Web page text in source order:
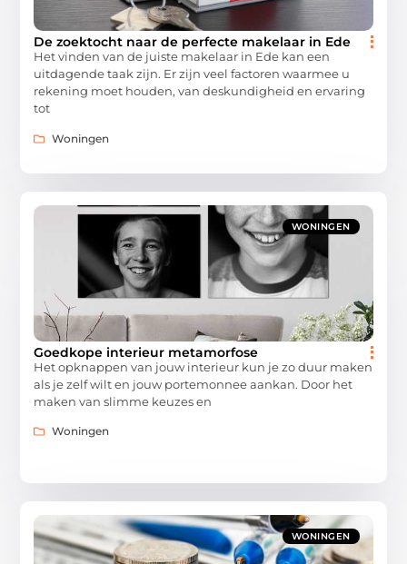
De zoektocht naar de perfecte makelaar in Ede
Het vinden van de juiste makelaar in Ede kan een
uitdagende taak zijn. Er zijn veel factoren waarmee u
rekening moet houden, van deskundigheid en ervaring
tot
Woningen
WONINGEN
Goedkope interieur metamorfose
Het opknappen van jouw interieur kun je zo duur maken
als je zelf wilt en jouw portemonnee aankan. Door het
maken van slimme keuzes en
Woningen
WONINGEN